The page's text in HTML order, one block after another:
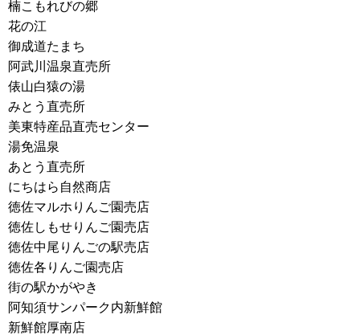
楠こもれびの郷
花の江
御成道たまち
阿武川温泉直売所
俵山白猿の湯
みとう直売所
美東特産品直売センター
湯免温泉
あとう直売所
にちはら自然商店
徳佐マルホりんご園売店
徳佐しもせりんご園売店
徳佐中尾りんごの駅売店
徳佐各りんご園売店
街の駅かがやき
阿知須サンパーク内新鮮館
新鮮館厚南店